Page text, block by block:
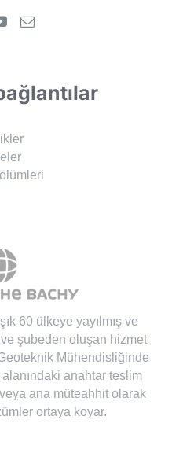
60 ülkeye yayılmış ve
şubeden oluşan hizmet
Mühendisliğinde
anahtar teslim
ana müteahhit olarak
ortaya koyar.